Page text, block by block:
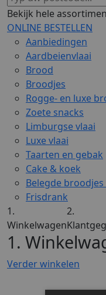
Bekijk hele
ONLINE BESTELLEN
Aanbiedingen
Aardbeienvlaai
Brood
Broodjes
Rogge- en luxe
Zoete snacks
Limburgse vlaai
Luxe vlaai
Taarten en gebak
Cake & koek
Belegde broodjes
Frisdrank
1.
Winkelwagen
2.
1.
Verder winkelen